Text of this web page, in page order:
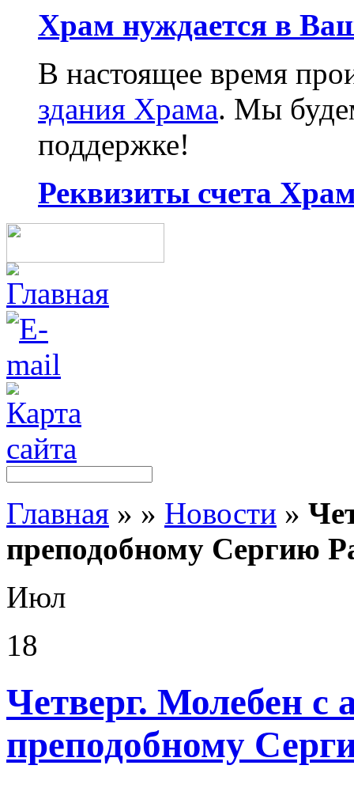
Храм нуждается в
В настоящее время
здания Храма. Мы
поддержке!
Реквизиты счета
Главная » » Новости »
преподобному Сергию
Июл
18
Четверг. Молебен с
преподобному